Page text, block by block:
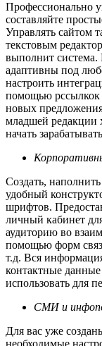
Профессионально
составляйте
Управлять сайтом
текстовым
выполнит
адаптивны под
настроить
помощью рссылкок
новых
младшей редакции
начать
Создать,
удобный
шрифтов.
личный кабинет
аудиторию во
помощью форм
т.д. Вся
контактные
использовать для
СМИ и
Для вас уже
необходимые